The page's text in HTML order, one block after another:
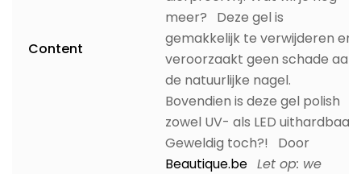
Content
meer? Deze gel is
gemakkelijk te verwijderen en
veroorzaakt geen schade aan
de natuurlijke nagel.
Bovendien is deze gel polish
zowel UV- als LED uithardbaar.
Geweldig toch?! Door
Beautique.be Let op: we